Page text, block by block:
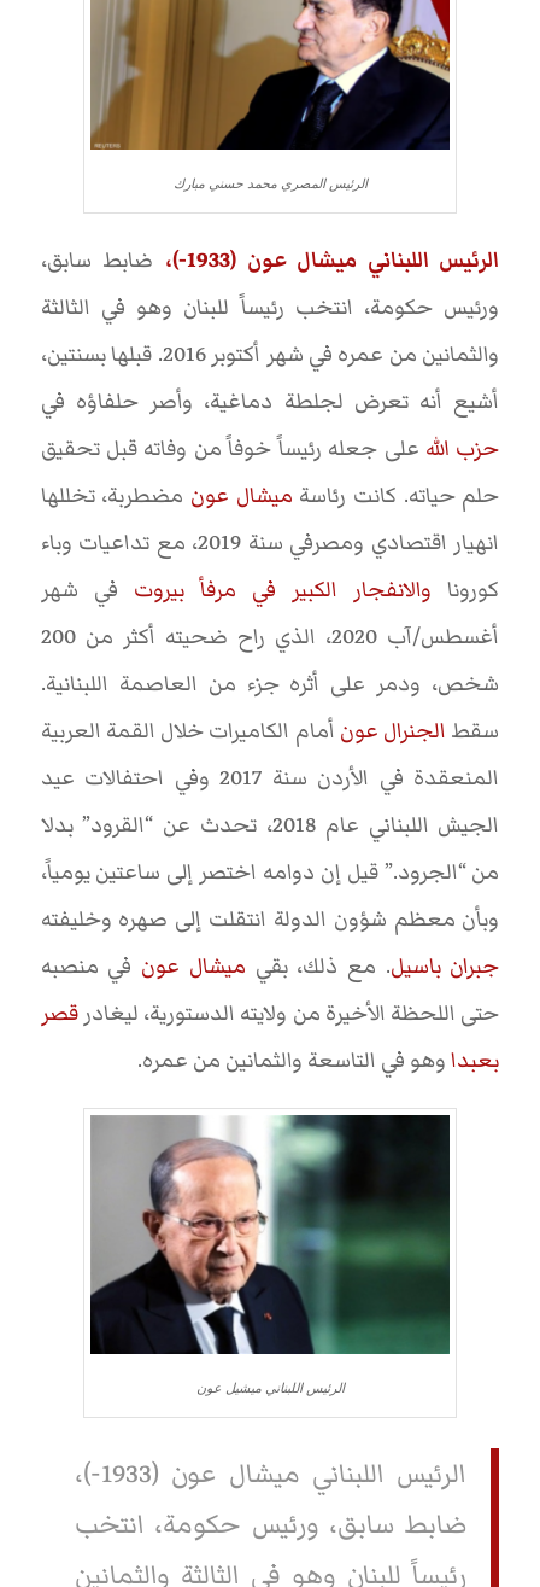
الرئيس المصري محمد حسني مبارك
الرئيس اللبناني ميشال عون (1933-)،
ضابط سابق،
ورئيس حكومة، انتخب رئيساً للبنان وهو في الثالثة
والثمانين من عمره في شهر أكتوبر 2016. قبلها بسنتين،
أشيع أنه تعرض لجلطة دماغية، وأصر حلفاؤه في
حزب الله على جعله رئيساً خوفاً من وفاته قبل تحقيق
حلم حياته. كانت رئاسة ميشال عون مضطربة، تخللها
انهيار اقتصادي ومصرفي سنة 2019، مع تداعيات وباء
كورونا والانفجار الكبير في مرفأ بيروت في شهر
أغسطس/آب 2020، الذي راح ضحيته أكثر من 200
شخص، ودمر على أثره جزء من العاصمة اللبنانية.
سقط الجنرال عون أمام الكاميرات خلال القمة العربية
المنعقدة في الأردن سنة 2017 وفي احتفالات عيد
الجيش اللبناني عام 2018، تحدث عن “القرود” بدلا
من “الجرود.” قيل إن دوامه اختصر إلى ساعتين يومياً،
وبأن معظم شؤون الدولة انتقلت إلى صهره وخليفته
جبران باسيل. مع ذلك، بقي ميشال عون في منصبه
حتى اللحظة الأخيرة من ولايته الدستورية، ليغادرقصر
بعبداوهو في التاسعة والثمانين من عمره.
الرئيس اللبناني ميشيل عون
الرئيس اللبناني ميشال عون (1933-)،
ضابط سابق، ورئيس حكومة، انتخب
رئيساً للبنان وهو في الثالثة والثمانين